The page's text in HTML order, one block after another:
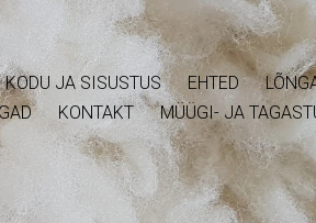
KODU JA SISUSTUS EHTED
KONTAKT MÜÜGI- JA